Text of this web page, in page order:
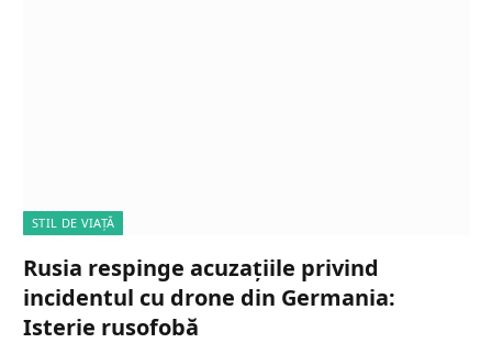
STIL DE VIAȚĂ
Rusia respinge acuzațiile privind
incidentul cu drone din Germania:
Isterie rusofobă